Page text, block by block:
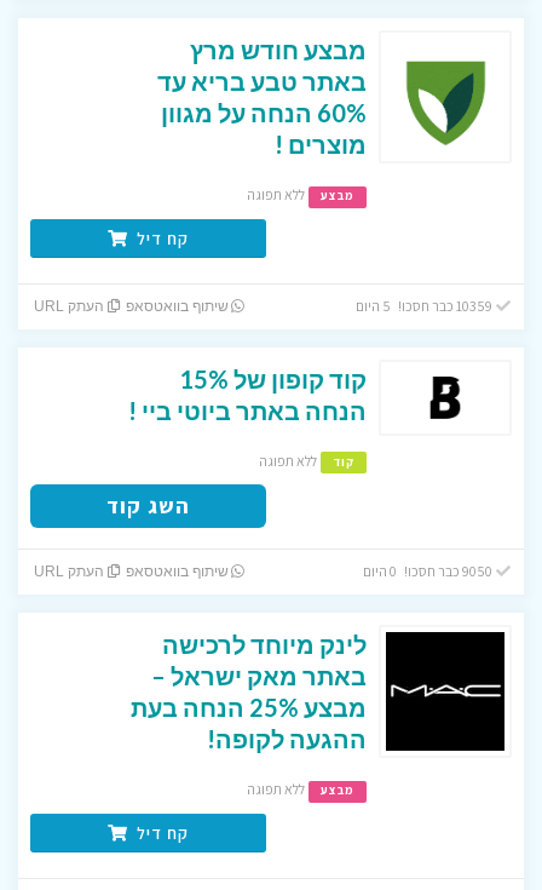
מבצע חודש מרץ
באתר טבע בריא עד
60% הנחה על מגוון
מוצרים !
מבצע ללא תפוגה
קח דיל
שיתוף בוואטסאפ העתק URL
קוד קופון של 15%
הנחה באתר ביוטי ביי !
קוד ללא תפוגה
השג קוד
שיתוף בוואטסאפ העתק URL
לינק מיוחד לרכישה
באתר מאק ישראל –
מבצע 25% הנחה בעת
ההגעה לקופה!
מבצע ללא תפוגה
קח דיל